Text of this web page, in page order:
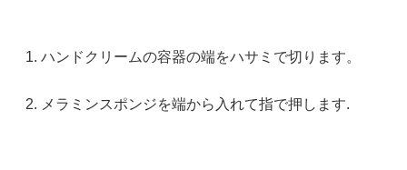
ハンドクリームの容器の端をハサミで切ります。
メラミンスポンジを端から入れて指で押します.